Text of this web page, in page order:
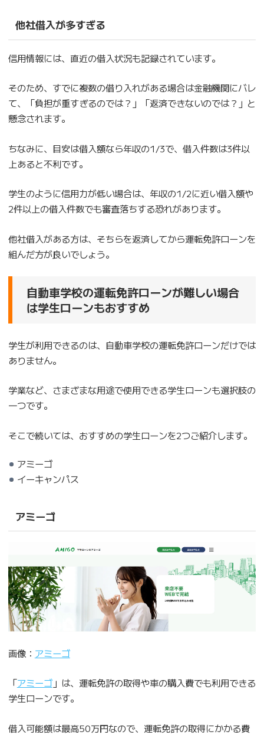
他社借入が多すぎる
信用情報には、直近の借入状況も記録されています。
そのため、すでに複数の借り入れがある場合は金融機関にバレ
て、「負担が重すぎるのでは？」「返済できないのでは？」と
懸念されます。
ちなみに、目安は借入額なら年収の1/3で、借入件数は3件以
上あると不利です。
学生のように信用力が低い場合は、年収の1/2に近い借入額や
2件以上の借入件数でも審査落ちする恐れがあります。
他社借入がある方は、そちらを返済してから運転免許ローンを
組んだ方が良いでしょう。
自動車学校の運転免許ローンが難しい場合
は学生ローンもおすすめ
学生が利用できるのは、自動車学校の運転免許ローンだけでは
ありません。
学業など、さまざまな用途で使用できる学生ローンも選択肢の
一つです。
そこで続いては、おすすめの学生ローンを2つご紹介します。
アミーゴ
イーキャンパス
アミーゴ
画像： アミーゴ
「アミーゴ」は、運転免許の取得や車の購入費でも利用できる
学生ローンです。
借入可能額は最高50万円なので、運転免許の取得にかかる費